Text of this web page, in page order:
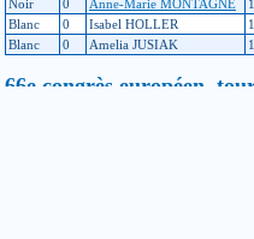
Noir
0 Anne-Marie MONTAGNE
Blanc
0 Isabel HOLLER
Blanc
0 Amelia JUSIAK
66e congrès européen,